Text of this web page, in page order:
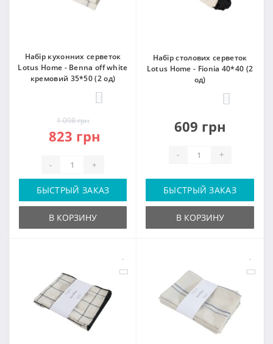
Набір кухонних серветок
Lotus Home - Benna off white
кремовий 35*50 (2 од)
1 098 грн
823 грн
- +
БЫСТРЫЙ ЗАКАЗ
В КОРЗИНУ
Набір столових серветок
Lotus Home - Fionia 40*40 (2
од)
609 грн
- +
БЫСТРЫЙ ЗАКАЗ
В КОРЗИНУ